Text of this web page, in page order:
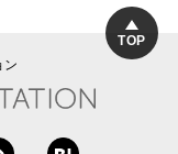
TOP
ン